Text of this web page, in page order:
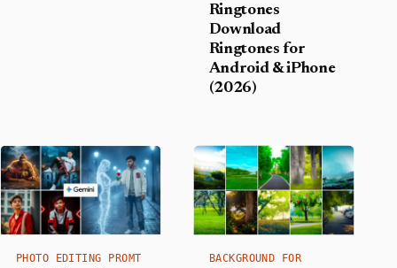
Ringtones
Download
Ringtones for
Android & iPhone
(2026)
PHOTO EDITING PROMT
BACKGROUND FOR